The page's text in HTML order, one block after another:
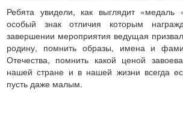
Ребята увидели, как выглядит «медаль
особый знак отличия которым
завершении мероприятия ведущая
родину, помнить образы, имена и
Отечества, помнить какой ценой
нашей стране и в нашей жизни всегда
пусть даже малым.